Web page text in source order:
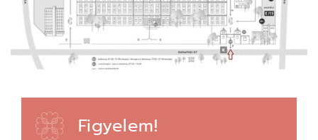
Figyelem!